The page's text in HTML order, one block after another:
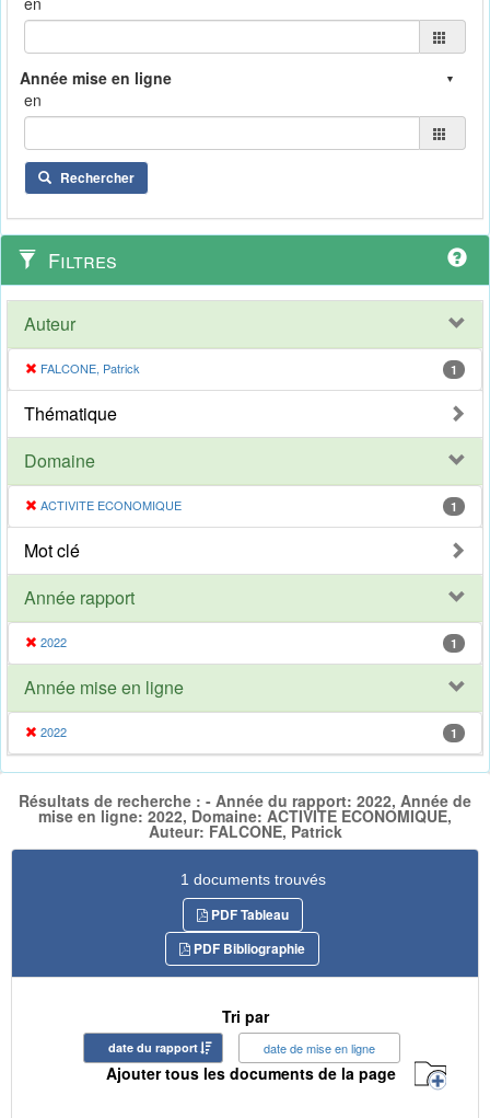
en
Rechercher
Filtres
Auteur
FALCONE, Patrick 1
Thématique
Domaine
ACTIVITE ECONOMIQUE 1
Mot clé
Année rapport
2022 1
Année mise en ligne
2022 1
Résultats de recherche : - Année du rapport: 2022, Année de
mise en ligne: 2022, Domaine: ACTIVITE ECONOMIQUE,
Auteur: FALCONE, Patrick
1 documents trouvés
PDF Tableau
PDF Bibliographie
Tri par
date du rapport date de mise en ligne
Ajouter tous les documents de la page